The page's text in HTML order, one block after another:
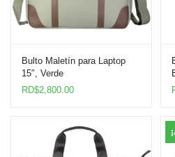
Bulto Maletín para Laptop
15″, Verde
RD$2,800.00